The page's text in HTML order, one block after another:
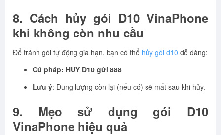
8. Cách hủy gói D10 VinaPhone
khi không còn nhu cầu
Để tránh gói tự động gia hạn, bạn có thể hủy gói d10 dễ dàng:
Cú pháp: HUY D10 gửi 888
Lưu ý: Dung lượng còn lại (nếu có) sẽ mất sau khi hủy.
9. Mẹo sử dụng gói D10
VinaPhone hiệu quả